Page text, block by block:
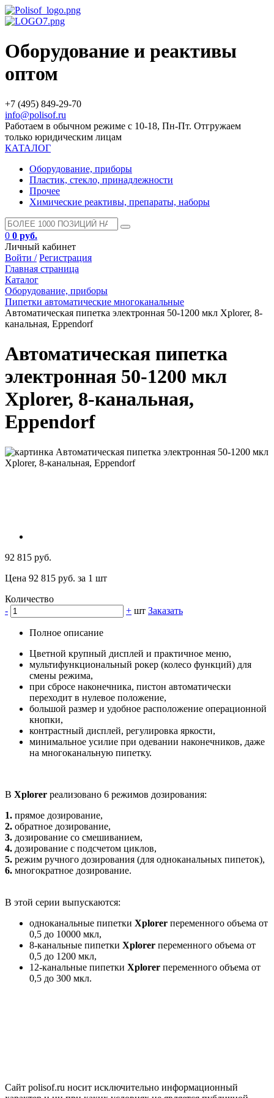
Оборудование и реактивы
оптом
+7 (495) 849-29-70
info@polisof.ru
Работаем в обычном режиме с 10-18, Пн-Пт. Отгружаем
только юридическим лицам
КАТАЛОГ
Оборудование, приборы
Пластик, стекло, принадлежности
Прочее
Химические реактивы, препараты, наборы
0 0 руб.
Личный кабинет
Войти / Регистрация
Главная страница
Каталог
Оборудование, приборы
Пипетки автоматические многоканальные
Автоматическая пипетка электронная 50-1200 мкл Xplorer, 8-
канальная, Eppendorf
Автоматическая пипетка
электронная 50-1200 мкл
Xplorer, 8-канальная,
Eppendorf
92 815 руб.
Цена 92 815 руб. за 1 шт
Количество
-
+ шт Заказать
Полное описание
Цветной крупный дисплей и практичное меню,
мультифункциональный рокер (колесо функций) для
смены режима,
при сбросе наконечника, пистон автоматически
переходит в нулевое положение,
большой размер и удобное расположение операционной
кнопки,
контрастный дисплей, регулировка яркости,
минимальное усилие при одевании наконечников, даже
на многоканальную пипетку.
В Xplorer реализовано 6 режимов дозирования:
1. прямое дозирование,
2. обратное дозирование,
3. дозирование со смешиванием,
4. дозирование с подсчетом циклов,
5. режим ручного дозирования (для одноканальных пипеток),
6. многократное дозирование.
В этой серии выпускаются:
одноканальные пипетки Xplorer переменного объема от
0,5 до 10000 мкл,
8-канальные пипетки Xplorer переменного объема от
0,5 до 1200 мкл,
12-канальные пипетки Xplorer переменного объема от
0,5 до 300 мкл.
Сайт polisof.ru носит исключительно информационный